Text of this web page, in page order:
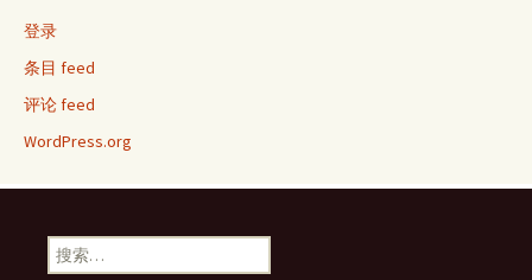
登录
条目 feed
评论 feed
WordPress.org
搜
索：